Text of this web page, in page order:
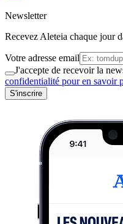
Newsletter
Recevez Aleteia chaque jour
Votre adresse email
J'accepte de recevoir la
confidentialité pour en savoir
S'inscrire